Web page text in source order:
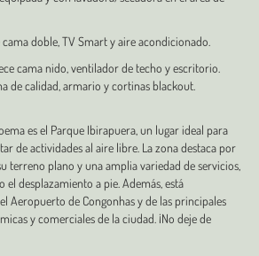
doble, TV Smart y aire acondicionado.
cama nido, ventilador de techo y escritorio.
de calidad, armario y cortinas blackout.
es el Parque Ibirapuera, un lugar ideal para
de actividades al aire libre. La zona destaca por
terreno plano y una amplia variedad de servicios,
el desplazamiento a pie. Además, está
Aeropuerto de Congonhas y de las principales
y comerciales de la ciudad. ¡No deje de